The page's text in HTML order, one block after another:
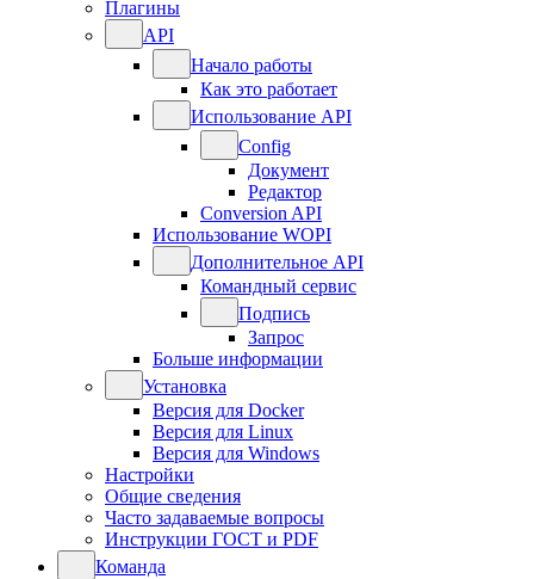
Плагины
API
Начало работы
Как это работает
Использование API
Config
Документ
Редактор
Conversion API
Использование WOPI
Дополнительное API
Командный сервис
Подпись
Запрос
Больше информации
Установка
Версия для Docker
Версия для Linux
Версия для Windows
Настройки
Общие сведения
Часто задаваемые вопросы
Инструкции ГОСТ и PDF
Команда